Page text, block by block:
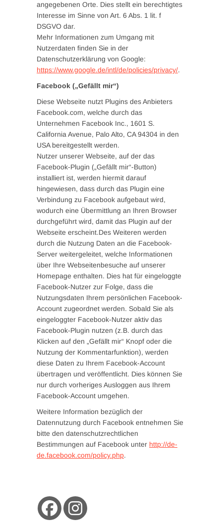
angegebenen Orte. Dies stellt ein berechtigtes
Interesse im Sinne von Art. 6 Abs. 1 lit. f
DSGVO dar.
Mehr Informationen zum Umgang mit
Nutzerdaten finden Sie in der
Datenschutzerklärung von Google:
https://www.google.de/intl/de/policies/privacy/.
Facebook („Gefällt mir“)
Diese Webseite nutzt Plugins des Anbieters
Facebook.com, welche durch das
Unternehmen Facebook Inc., 1601 S.
California Avenue, Palo Alto, CA 94304 in den
USA bereitgestellt werden.
Nutzer unserer Webseite, auf der das
Facebook-Plugin („Gefällt mir“-Button)
installiert ist, werden hiermit darauf
hingewiesen, dass durch das Plugin eine
Verbindung zu Facebook aufgebaut wird,
wodurch eine Übermittlung an Ihren Browser
durchgeführt wird, damit das Plugin auf der
Webseite erscheint.Des Weiteren werden
durch die Nutzung Daten an die Facebook-
Server weitergeleitet, welche Informationen
über Ihre Webseitenbesuche auf unserer
Homepage enthalten. Dies hat für eingeloggte
Facebook-Nutzer zur Folge, dass die
Nutzungsdaten Ihrem persönlichen Facebook-
Account zugeordnet werden. Sobald Sie als
eingeloggter Facebook-Nutzer aktiv das
Facebook-Plugin nutzen (z.B. durch das
Klicken auf den „Gefällt mir“ Knopf oder die
Nutzung der Kommentarfunktion), werden
diese Daten zu Ihrem Facebook-Account
übertragen und veröffentlicht. Dies können Sie
nur durch vorheriges Ausloggen aus Ihrem
Facebook-Account umgehen.
Weitere Information bezüglich der
Datennutzung durch Facebook entnehmen Sie
bitte den datenschutzrechtlichen
Bestimmungen auf Facebook unter http://de-
de.facebook.com/policy.php.